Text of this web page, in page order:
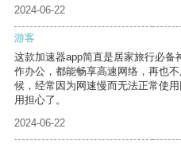
2024-06-22
游客
这款加速器app简直是居家旅行必
作办公，都能畅享高速网络，再也
候，经常因为网速慢而无法正常使
用担心了。
2024-06-22